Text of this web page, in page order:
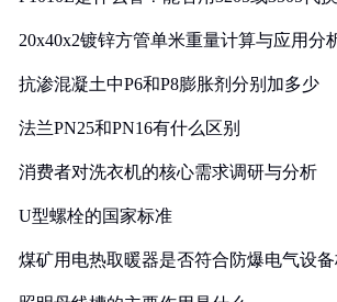
20x40x2镀锌方管单米重量计算与应用分
抗渗混凝土中P6和P8膨胀剂分别加多少
法兰PN25和PN16有什么区别
消费者对洗衣机的核心需求调研与分析
U型螺栓的国家标准
煤矿用电热取暖器是否符合防爆电气设